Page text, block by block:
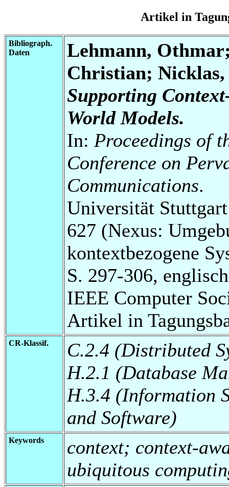
Artikel in
Bibliograph.
Daten
Lehmann,
Christian; Nicklas,
Supporting
World Models.
In: Proceedings of
Conference on
Communications.
Universität
627 (Nexus:
kontextbezogene
S. 297-306,
IEEE Computer
Artikel in
CR-Klassif.
C.2.4 (Distributed
H.2.1 (Database
H.3.4 (Information
and Software)
Keywords
context; context-
ubiquitous